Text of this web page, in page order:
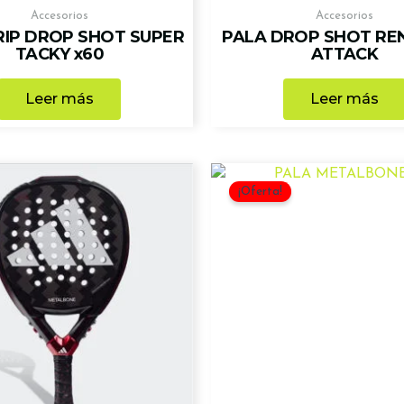
Accesorios
DROP SHOT SUPER
TACKY x60
Leer más
Accesorios
PALA DROP SHOT
ATTACK
Leer más
¡Oferta!
El